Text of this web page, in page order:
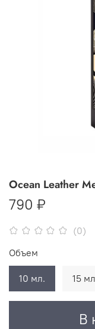
(0)
Ocean Leather
790 ₽
В
Объем
10 мл. 15